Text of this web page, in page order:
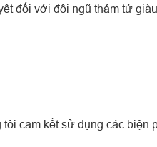
đối với đội ngũ thám tử
tôi cam kết sử dụng các biện